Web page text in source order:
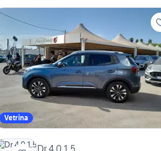
Vetrina